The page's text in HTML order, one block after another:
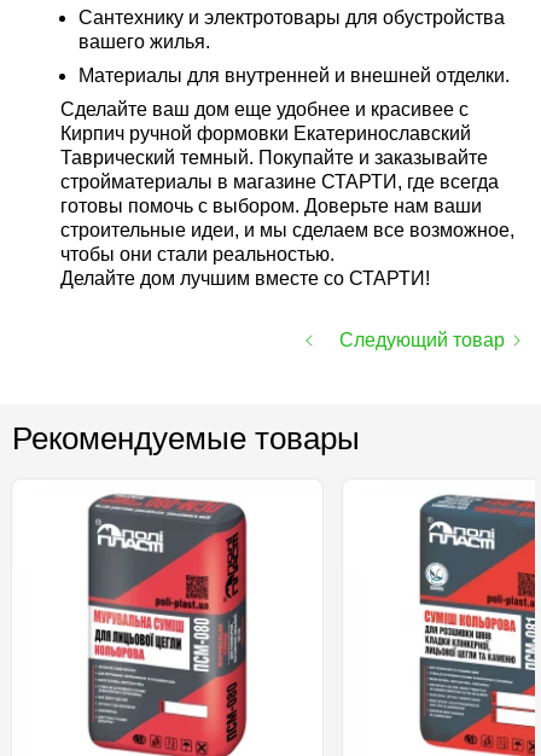
Сантехнику и электротовары для обустройства
вашего жилья.
Материалы для внутренней и внешней отделки.
Сделайте ваш дом еще удобнее и красивее с
Кирпич ручной формовки Екатеринославский
Таврический темный. Покупайте и заказывайте
стройматериалы в магазине СТАРТИ, где всегда
готовы помочь с выбором. Доверьте нам ваши
строительные идеи, и мы сделаем все возможное,
чтобы они стали реальностью.
Делайте дом лучшим вместе со СТАРТИ!
Следующий товар
Рекомендуемые товары